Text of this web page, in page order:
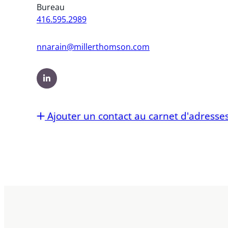
Bureau
416.595.2989
nnarain@millerthomson.com
Ajouter un contact au carnet